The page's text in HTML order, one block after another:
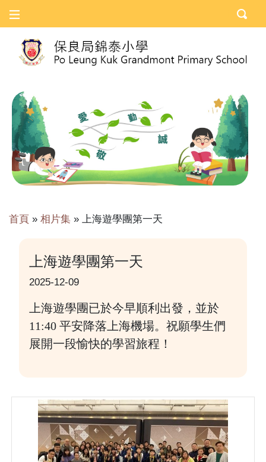
首頁 » 相片集 » 上海遊學團第一天
上海遊學團第一天
2025-12-09
上海遊學團已於今早順利出發，並於
11:40 平安降落上海機場。祝願學生們
展開一段愉快的學習旅程！